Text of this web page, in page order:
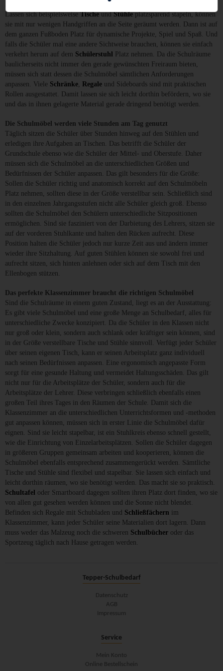
Lassen sich beispielsweiseTischeundStühleplatzsparend stapeln, können
sie mit nur wenigen Handgriffen an die Seite geräumt werden. Dann ist auf
dem ganzen Fußboden Platz für dynamische Projekte, Spiel und Spaß. Und
falls die Schüler mal eine andere Sichtweise brauchen, können sie einfach
verkehrt herum auf dem Schülerstuhl
Platz nehmen. Da die Schulräume
baulicherseits nicht immer den gerade gewünschten Freiraum bieten,
müssen sich statt dessen die Schulmöbel sämtlichen Anforderungen
anpassen. Viele Schränke, Regale und Sideboards sind mit praktischen
Rollen ausgestattet. Damit lassen sie sich leicht dorthin befördern, wo sie
und das in ihnen gelagerte Material gerade dringend benötigt werden.
Die Schulmöbel werden viele Stunden am Tag genutzt
Täglich sitzen die Schüler über Stunden hinweg auf den Stühlen und
erledigen ihre Aufgaben an Tischen. Das betrifft die Schüler der
Grundschule ebenso wie die Schüler der Mittel- und Oberstufe. Daher
müssen sich die Schulmöbel an die unterschiedlichen Größen und
Bedürfnissen der Schüler anpassen. Das gilt besonders für die Größe:
Sollen die Schüler richtig und anatomisch korrekt auf den Schulmöbeln
Platz nehmen, sollten diese in der Größe verstellbar sein. Schließlich sind
in den einzelnen Jahrgangsstufen nicht alle Schüler gleich groß. Ebenso
sollten die Schulmöbel den Schülern unterschiedliche Sitzpositionen
ermöglichen. Sind sie fasziniert von der Darbietung des Lehrers, sitzen sie
auf der vorderen Stuhlkante und halten den Rücken aufrecht. Diese
Position halten die Schüler jedoch nur kurze Zeit aus und ändern immer
wieder ihre Sitzhaltung. Auf guten Stühlen können sie sowohl frei und
aufrecht sitzen, sich hinten anlehnen oder sich auf dem Tisch mit den
Ellenbogen stützen.
Das perfekte Klassenzimmer braucht die richtigen Schulmöbel
Sind die Schulräume in einem guten Zustand, liegt es an der Ausstattung:
Es gibt viele Schulmöbel und eine große Menge an Schulbedarf, alles für
unterschiedliche Zwecke konzipiert. Da die Schüler in den Klassen nicht
nur groß oder klein, sondern auch schlank oder kräftiger sein können, sind
in der Größe verstellbare Tische und Stühle sinnvoll. Verfügt jeder Schüler
über seinen eigenen Tisch, kann er seinen Arbeitsplatz ganz individuell
nach seinen Bedürfnissen anpassen. Eine ergonomisch angepasste Form
sorgt für eine gesunde Haltung und vermeidet Haltungsschäden. Das gilt
nicht nur für die Arbeitsplätze der Schüler, sondern auch für die
Arbeitsplätze der Lehrer. Diese verbringen schließlich ebenfalls einen
großen Teil ihres Tages in den Räumen der Schule. Damit sich die
Klassenzimmer an die unterschiedlichen Unterrichtsformen und -methoden
gut anpassen können, müssen sich in erster Linie die Schulmöbel dafür
eignen. Sind sie leicht stapelbar, ist ein Stuhlkreis ebenso schnell gestellt,
wie die Einrichtung von Einzelarbeitsplätzen. Sollen die Schüler dagegen
in größeren Gruppen gemeinsam arbeiten und kooperieren, können die
Schulmöbel ebenfalls entsprechend zusammengerückt werden. Sämtliche
Tische und Stühle sind flexibel und stapelbar. Sie lassen sich einfach und
leicht dorthin räumen, wo sie benötigt werden. Das macht sie so praktisch.
Schultafel oder Smartboard dagegen sollten ihren Platz dort finden, wo sie
von allen gut gesehen werden können und die Sonne nicht blendet.
Befinden sich Regale mit Schubladen und Schließfächern im
Klassenzimmer, kann jeder Schüler seine Materialien dort lagern. Dann
muss weder das Malzeug noch die schweren Schulbücher oder das
Sportzeug täglich nach Hause getragen werden.
Tepper-Schulbedarf
Datenschutz
AGB
Impressum
Service
Mein Konto
Online Bestellschein